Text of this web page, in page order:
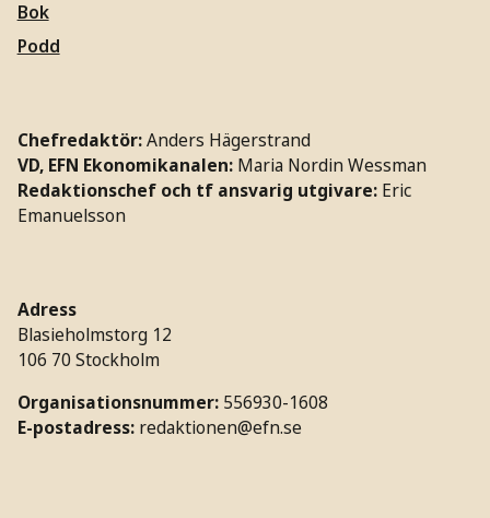
Bok
Podd
Chefredaktör:Anders Hägerstrand
VD, EFN Ekonomikanalen: Maria Nordin Wessman
Redaktionschef och tf ansvarig utgivare: Eric
Emanuelsson
Adress
Blasieholmstorg 12
106 70 Stockholm
Organisationsnummer: 556930-1608
E-postadress: redaktionen@efn.se